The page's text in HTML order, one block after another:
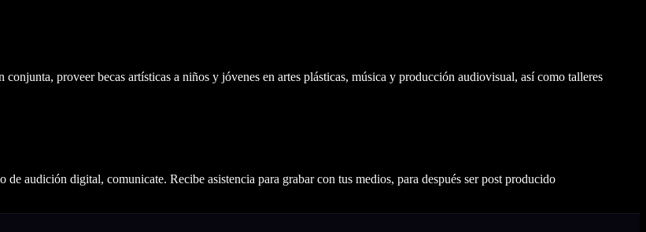
proveer becas artísticas a niños y jóvenes en artes plásticas, música y producción audiovisual, así como talleres
audición digital, comunicate. Recibe asistencia para grabar con tus medios, para después ser post producido